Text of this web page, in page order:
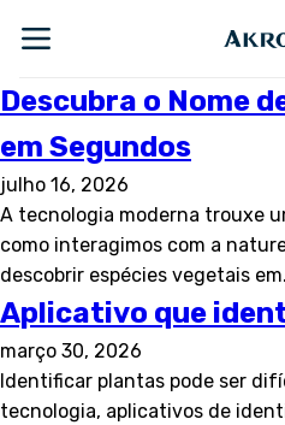
Descubra o Nome
em Segundos
julho 16, 2026
A tecnologia moderna trouxe
como interagimos com a
descobrir espécies vegetais
Aplicativo que
março 30, 2026
Identificar plantas pode ser
tecnologia, aplicativos de